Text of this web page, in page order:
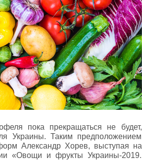
пока прекращаться не будет,
Украины. Таким предположением
Александр Хорев, выступая на
«Овощи и фрукты Украины-2019.